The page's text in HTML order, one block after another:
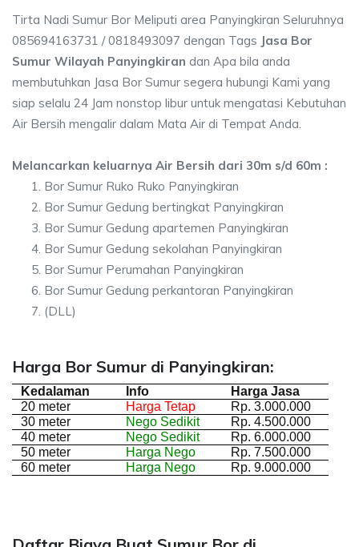
Tirta Nadi Sumur Bor Meliputi area Panyingkiran Seluruhnya
085694163731 / 0818493097 dengan Tags Jasa Bor
Sumur Wilayah Panyingkiran dan Apa bila anda
membutuhkan Jasa Bor Sumur segera hubungi Kami yang
siap selalu 24 Jam nonstop libur untuk mengatasi Kebutuhan
Air Bersih mengalir dalam Mata Air di Tempat Anda.
Melancarkan keluarnya Air Bersih dari 30m s/d 60m :
Bor Sumur Ruko Ruko Panyingkiran
Bor Sumur Gedung bertingkat Panyingkiran
Bor Sumur Gedung apartemen Panyingkiran
Bor Sumur Gedung sekolahan Panyingkiran
Bor Sumur Perumahan Panyingkiran
Bor Sumur Gedung perkantoran Panyingkiran
(DLL)
Harga Bor Sumur di Panyingkiran:
Kedalaman Info
Harga Jasa
20 meter
Harga Tetap
Rp. 3.000.000
30 meter
Nego Sedikit
Rp. 4.500.000
40 meter
Nego Sedikit
Rp. 6.000.000
50 meter
Harga Nego
Rp. 7.500.000
60 meter
Harga Nego Rp. 9.000.000